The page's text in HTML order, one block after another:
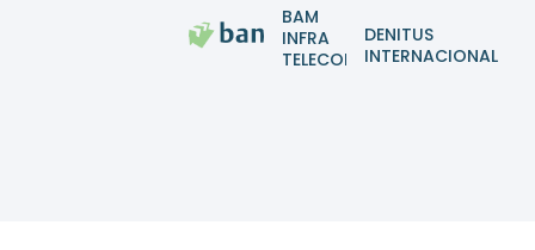
BAM
INFRA
TELECOM
DENITUS
INTERNACIONAL